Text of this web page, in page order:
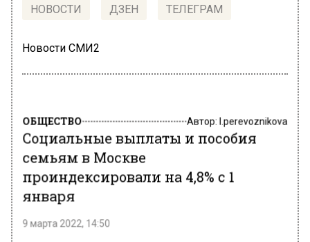
НОВОСТИ ДЗЕН ТЕЛЕГРАМ
Новости СМИ2
ОБЩЕСТВО Автор: l.perevoznikova
Социальные выплаты и пособия
семьям в Москве
проиндексировали на 4,8% с 1
января
9 марта 2022, 14:50